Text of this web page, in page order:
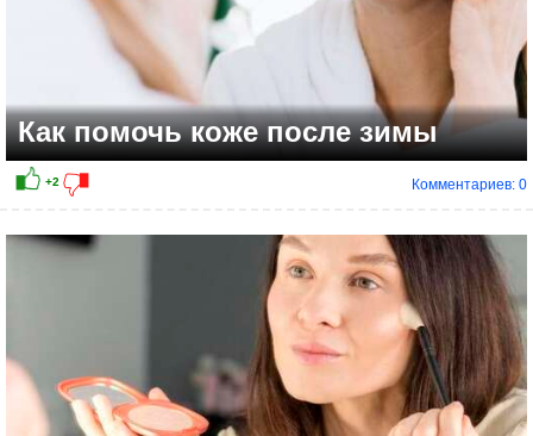
Как помочь коже после зимы
Комментариев: 0